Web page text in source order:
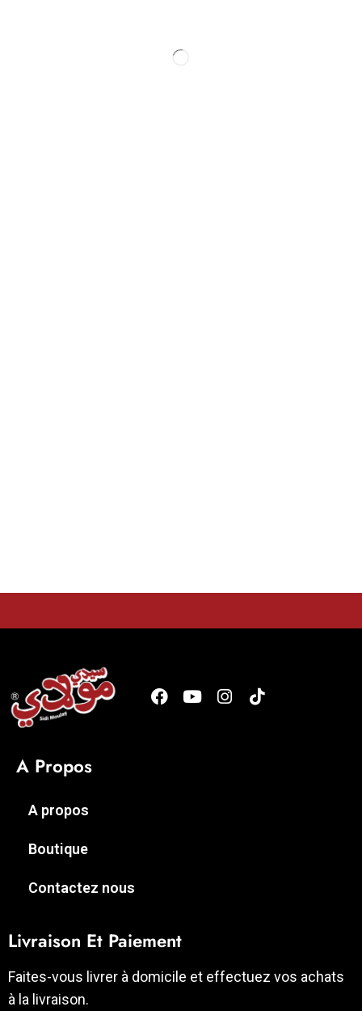
A Propos
A propos
Boutique
Contactez nous
Livraison Et Paiement
Faites-vous livrer à domicile et effectuez vos achats
à la livraison.